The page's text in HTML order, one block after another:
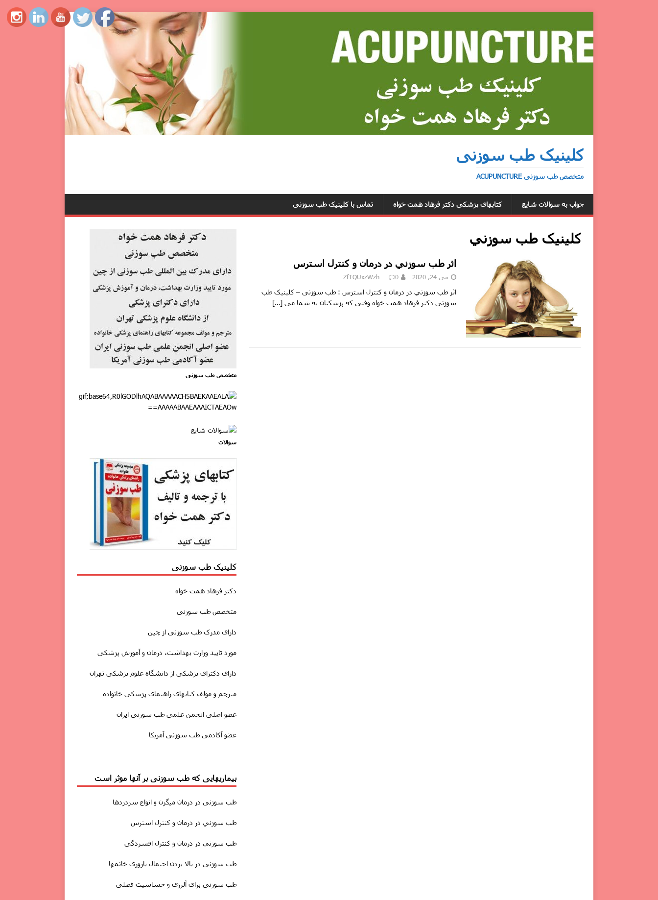
کلینیک طب سوزنی
متخصص طب سوزنی ACUPUNCTURE
جواب به سوالات شایع کتابهای پزشکی دکتر فرهاد همت خواه تماس با کلینیک طب سوزنى
کلینیک طب سوزني
اثر طب سوزني در درمان و کنترل استرس
می 24, 2020 ZfTQUxzWzh 0
اثر طب سوزني در درمان و کنترل استرس : طب سوزنی – کلینیک طب
سوزنی دکتر فرهاد همت خواه وقتی که پزشکتان به شما می […]
متخصص طب سوزنی
سوالات
کلینیک طب سوزنی
دکتر فرهاد همت خواه
متخصص طب سوزنی
دارای مدرک طب سوزنی از چین
مورد تایید وزارت بهداشت، درمان و آموزش پزشکی
دارای دکترای پزشکی از دانشگاه علوم پزشکی تهران
مترجم و مولف کتابهای راهنمای پزشکی خانواده
عضو اصلی انجمن علمی طب سوزنی ایران
عضو آکادمی طب سوزنی آمریکا
بیماریهایی که طب سوزنی بر آنها موثر است
طب سوزنىدر درمان میگرنو انواع سردردها
طب سوزني در درمان و کنترل استرس
طب سوزني در درمان و کنترل افسردگی
طب سوزنى در بالا بردن احتمال باروری خانمها
طب سوزنی برای آلرژی و حساسیت فصلی